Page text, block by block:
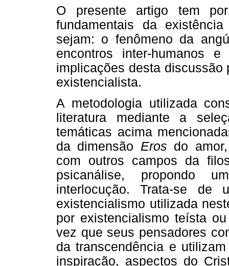
O presente artigo tem
fundamentais da
sejam: o fenômeno da
encontros inter-humanos
implicações desta
existencialista.
A metodologia utilizada
literatura mediante a
temáticas acima
da dimensão Eros do
com outros campos da
psicanálise, propondo
interlocução. Trata-se de
existencialismo utilizada
por existencialismo teísta
vez que seus pensadores
da transcendência e
inspiração, aspectos do